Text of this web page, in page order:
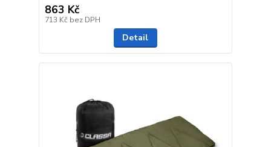
863 Kč
713 Kč bez DPH
Detail